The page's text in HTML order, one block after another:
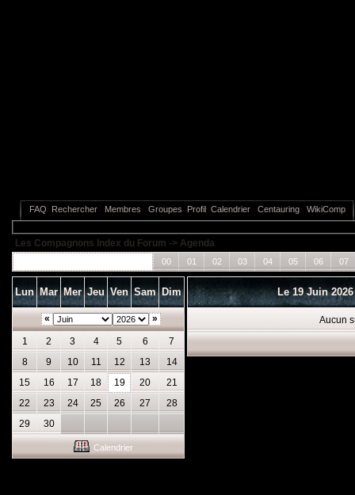
FAQ Rechercher Membres Groupes Profil Calendrier Centauring WikiComp
Les Compagnons Index du Forum -> Agenda
00 01 02 03 04 05 06 07
Lun Mar Mer Jeu Ven Sam Dim
« »
1 2 3 4 5 6
7
8
9 10 11 12 13
14
15
16 17 18 19 20
21
22
23 24 25 26 27
28
29
30
Calendrier
Le 19 Juin
Aucun